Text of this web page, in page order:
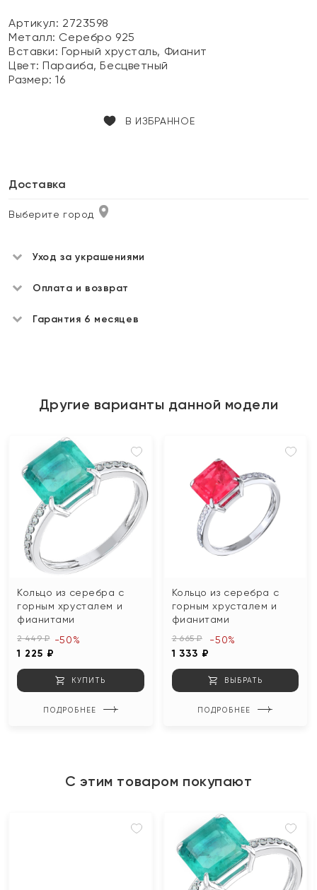
Артикул: 2723598
Металл: Серебро 925
Вставки:Горный хрусталь, Фианит
Цвет:Параиба, Бесцветный
Размер:16
В ИЗБРАННОЕ
Доставка
Выберите город
Уход за украшениями
Оплата и возврат
Гарантия 6 месяцев
Другие варианты данной модели
Кольцо из серебра с
горным хрусталем и
фианитами
2 449 ₽
1 225 ₽
-50%
КУПИТЬ
ПОДРОБНЕЕ
Кольцо из серебра с
горным хрусталем и
фианитами
2 665 ₽
1 333 ₽
-50%
ВЫБРАТЬ
ПОДРОБНЕЕ
С этим товаром покупают